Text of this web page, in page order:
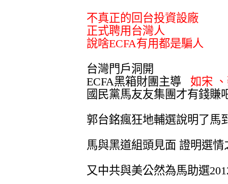
不真正的回台投資設廠
正式聘用台灣人
說啥ECFA有用都是騙人
台灣門戶洞開
ECFA黑箱財團主導 如宋
國民黨馬友友集團才有錢賺
郭台銘瘋狂地輔選說明了馬
馬與黑道組頭見面 證明選情
又中共與美公然為馬助選